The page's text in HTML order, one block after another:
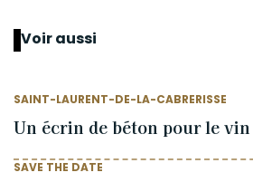
Voir aussi
SAINT-LAURENT-DE-LA-CABRERISSE
Un écrin de béton pour le vin
SAVE THE DATE